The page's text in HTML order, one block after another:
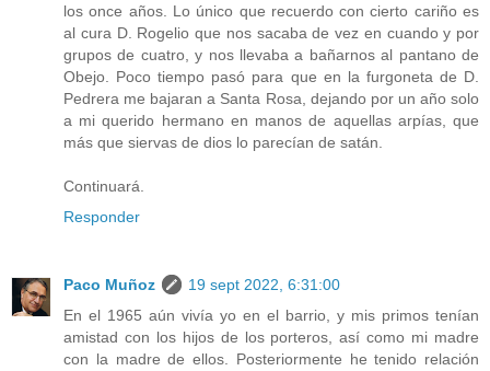
los once años. Lo único que recuerdo con cierto cariño es
al cura D. Rogelio que nos sacaba de vez en cuando y por
grupos de cuatro, y nos llevaba a bañarnos al pantano de
Obejo. Poco tiempo pasó para que en la furgoneta de D.
Pedrera me bajaran a Santa Rosa, dejando por un año solo
a mi querido hermano en manos de aquellas arpías, que
más que siervas de dios lo parecían de satán.
Continuará.
Responder
Paco Muñoz
19 sept 2022, 6:31:00
En el 1965 aún vivía yo en el barrio, y mis primos tenían
amistad con los hijos de los porteros, así como mi madre
con la madre de ellos. Posteriormente he tenido relación